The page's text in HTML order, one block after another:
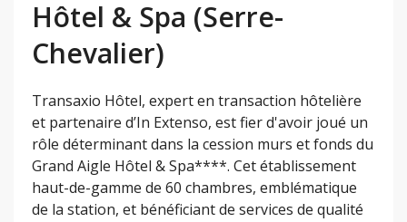
Hôtel & Spa (Serre-
Chevalier)
Transaxio Hôtel, expert en transaction hôtelière
et partenaire d’In Extenso, est fier d'avoir joué un
rôle déterminant dans la cession murs et fonds du
Grand Aigle Hôtel & Spa****. Cet établissement
haut-de-gamme de 60 chambres, emblématique
de la station, et bénéficiant de services de qualité